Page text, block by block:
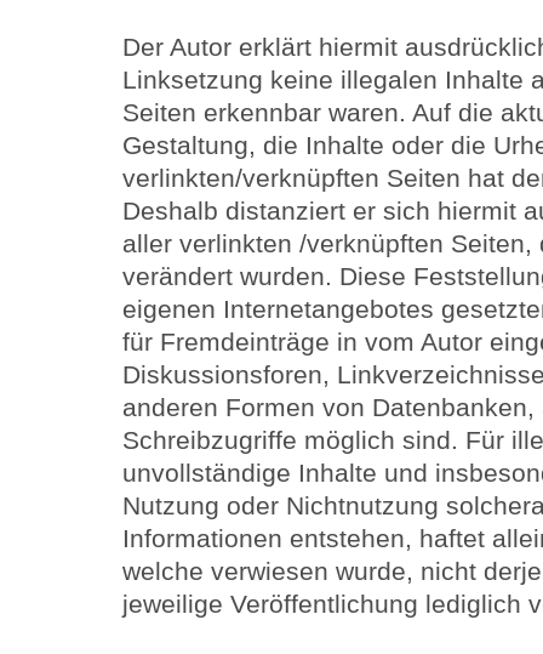
Der Autor erklärt hiermit
Linksetzung keine illegalen Inhalte
Seiten erkennbar waren. Auf die
Gestaltung, die Inhalte oder die
verlinkten/verknüpften Seiten hat
Deshalb distanziert er sich hiermit
aller verlinkten /verknüpften
verändert wurden. Diese
eigenen Internetangebotes
für Fremdeinträge in vom Autor
Diskussionsforen,
anderen Formen von
Schreibzugriffe möglich sind. Für
unvollständige Inhalte und
Nutzung oder Nichtnutzung
Informationen entstehen, haftet
welche verwiesen wurde, nicht
jeweilige Veröffentlichung lediglich